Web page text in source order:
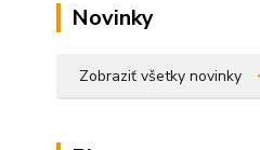
Novinky
Zobraziť všetky novinky